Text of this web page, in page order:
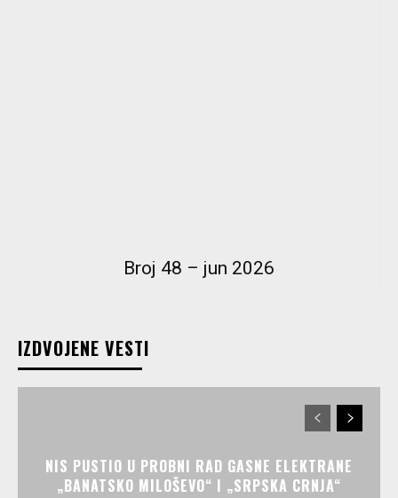
Broj 48 – jun 2026
IZDVOJENE VESTI
NIS PUSTIO U PROBNI RAD GASNE ELEKTRANE
„BANATSKO MILOŠEVO“ I „SRPSKA CRNJA“